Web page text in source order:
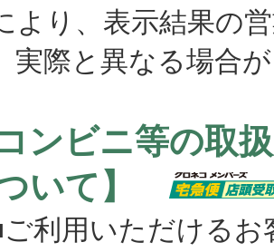
より、表示結果の
際と異なる場合が
コンビニ等の取
いて】
利用いただけるお